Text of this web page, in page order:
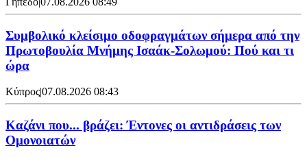
Συμβολικό κλείσιμο οδοφραγμάτων σήμερα από την
Πρωτοβουλία Μνήμης Ισαάκ-Σολωμού: Πού και τι
ώρα
Κύπρος|07.08.2026 08:43
Καζάνι που... βράζει: Έντονες οι αντιδράσεις των
Ομονοιατών